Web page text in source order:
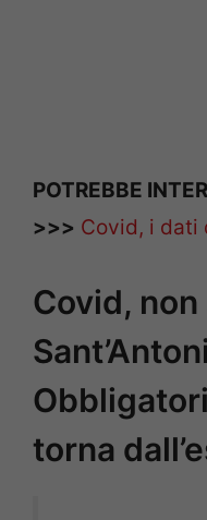
POTREBBE
>>> Covid, i dati
Covid, non
torna